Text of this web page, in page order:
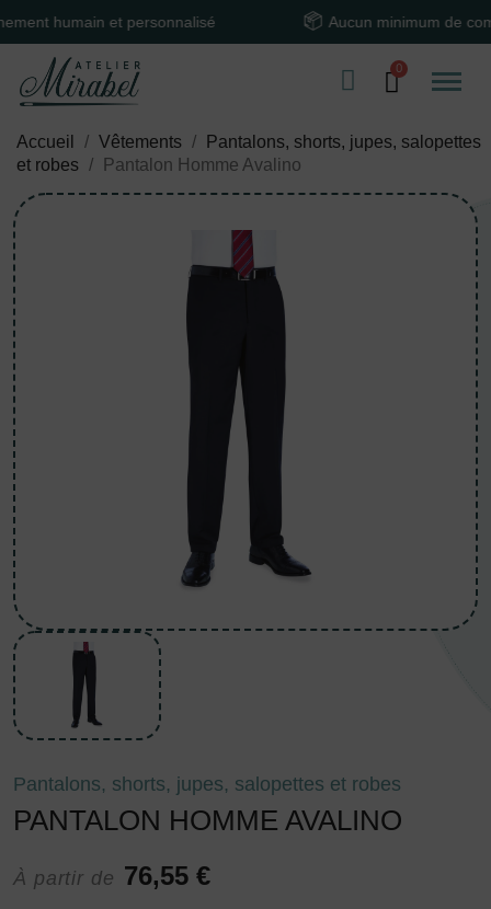
humain et personnalisé Aucun minimum de
Accueil Vêtements
Pantalons, shorts, jupes, salopettes
et robes
Pantalon Homme Avalino
Pantalons, shorts, jupes, salopettes et robes
PANTALON HOMME AVALINO
À partir de 76,55 €